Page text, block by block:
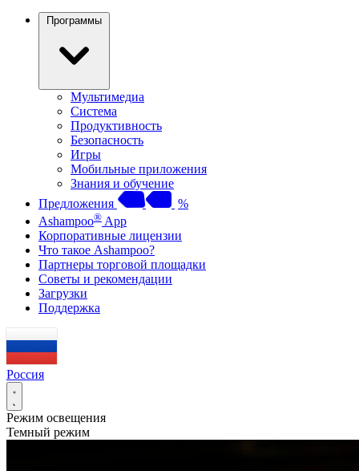
Программы
Мультимедиа
Система
Продуктивность
Безопасность
Игры
Мобильные приложения
Знания и обучение
Предложения
%
Ashampoo® App
Корпоративные лицензии
Что такое Ashampoo?
Партнеры торговой площадки
Советы и рекомендации
Загрузки
Поддержка
Россия
Режим освещения
Темный режим